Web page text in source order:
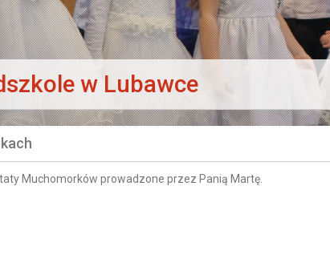
w Lubawce
Muchomorków prowadzone przez Panią Martę.